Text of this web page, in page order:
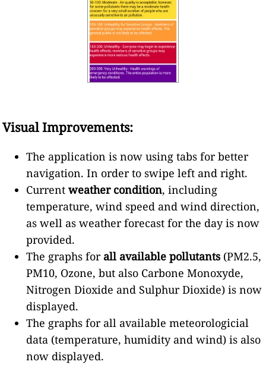
Visual Improvements:
The application is now using tabs for better
navigation. In order toswipe left and right.
Currentweather condition, including
temperature, wind speed and wind direction,
as well as weather forecast for the day is now
provided.
The graphs for all available pollutants (PM2.5,
PM10, Ozone, but also Carbone Monoxyde,
Nitrogen Dioxide and Sulphur Dioxide) is now
displayed.
The graphs for all available meteorologicial
data (temperature, humidity and wind) is also
now displayed.